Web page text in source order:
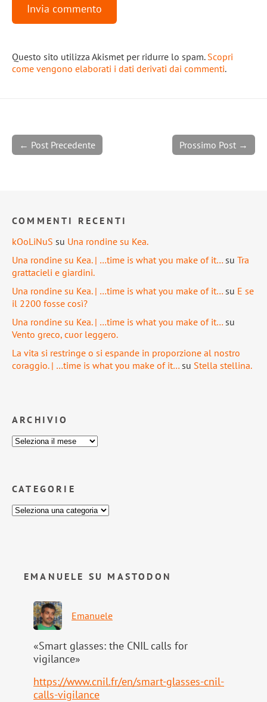
Questo sito utilizza Akismet per ridurre lo spam. Scopri
come vengono elaborati i dati derivati dai commenti.
Prossimo Post →
← Post Precedente
COMMENTI RECENTI
kOoLiNuS su Una rondine su Kea.
Una rondine su Kea. | …time is what you make of it… su Tra
grattacieli e giardini.
Una rondine su Kea. | …time is what you make of it… su E se
il 2200 fosse così?
Una rondine su Kea. | …time is what you make of it… su
Vento greco, cuor leggero.
La vita si restringe o si espande in proporzione al nostro
coraggio. | …time is what you make of it… su Stella stellina.
ARCHIVIO
CATEGORIE
EMANUELE SU MASTODON
Emanuele
«Smart glasses: the CNIL calls for
vigilance»
https://www.cnil.fr/en/smart-glasses-cnil-
calls-vigilance